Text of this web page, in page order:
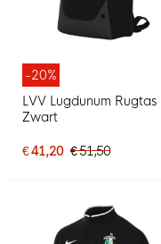
-20%
LVV Lugdunum Rugtas
Zwart
€ 41,20 € 51,50